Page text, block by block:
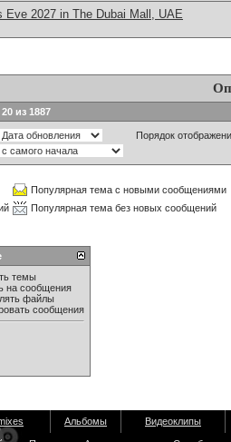
Eve 2027 in The Dubai Mall, UAE
из 1887
Порядок
Популярная тема с новыми сообщениями
Популярная тема без новых сообщений
темы
на сообщения
файлы
сообщения
Альбомы Видеоклипы